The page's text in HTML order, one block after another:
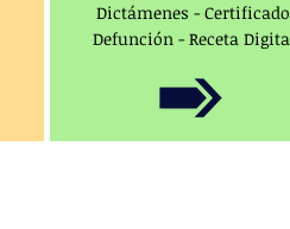
Dictámenes - Certificado
Defunción - Receta